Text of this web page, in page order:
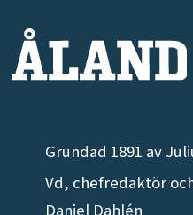
Grundad 1891 av
Vd, chefredaktör